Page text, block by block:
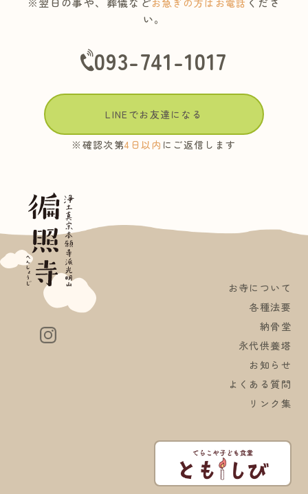
い。
093-741-1017
LINEでお友達になる
※確認次第4日以内 にご返信します
お寺について
各種法要
納骨堂
永代供養塔
お知らせ
よくある質問
リンク集